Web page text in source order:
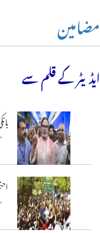
مضامین
ایڈیٹر کے قلم سے